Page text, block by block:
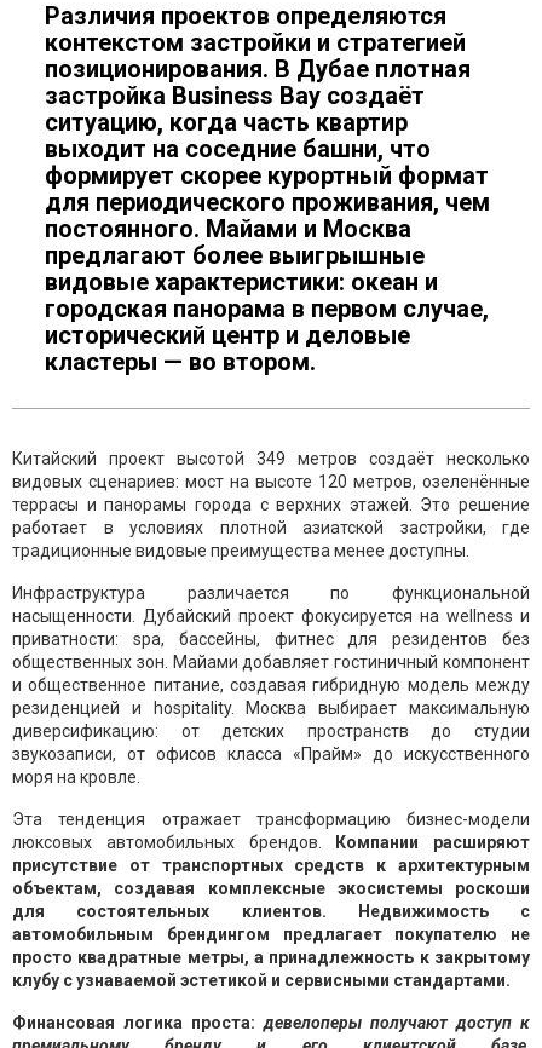
Различия проектов определяются
контекстом застройки и стратегией
позиционирования. В Дубае плотная
застройка Business Bay создаёт
ситуацию, когда часть квартир
выходит на соседние башни, что
формирует скорее курортный формат
для периодического проживания, чем
постоянного. Майами и Москва
предлагают более выигрышные
видовые характеристики: океан и
городская панорама в первом случае,
исторический центр и деловые
кластеры — во втором.
Китайский проект высотой 349 метров создаёт несколько
видовых сценариев: мост на высоте 120 метров, озеленённые
террасы и панорамы города с верхних этажей. Это решение
работает в условиях плотной азиатской застройки, где
традиционные видовые преимущества менее доступны.
Инфраструктура различается по функциональной
насыщенности. Дубайский проект фокусируется на wellness и
приватности: spa, бассейны, фитнес для резидентов без
общественных зон. Майами добавляет гостиничный компонент
и общественное питание, создавая гибридную модель между
резиденцией и hospitality. Москва выбирает максимальную
диверсификацию: от детских пространств до студии
звукозаписи, от офисов класса «Прайм» до искусственного
моря на кровле.
Эта тенденция отражает трансформацию бизнес-модели
люксовых автомобильных брендов.
Компании расширяют
присутствие от транспортных средств к архитектурным
объектам, создавая комплексные экосистемы роскоши
для состоятельных клиентов. Недвижимость с
автомобильным брендингом предлагает покупателю не
просто квадратные метры, а принадлежность к закрытому
клубу с узнаваемой эстетикой и сервисными стандартами.
Финансовая логика проста: девелоперы получают доступ к